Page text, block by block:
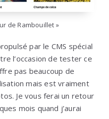
de Rambouillet »
par le CMS spécial
l’occasion de tester ce
pas beaucoup de
mais est vraiment
Je vous ferai un retour
mois quand j’aurai